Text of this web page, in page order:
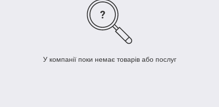
У компанії поки немає товарів або послуг